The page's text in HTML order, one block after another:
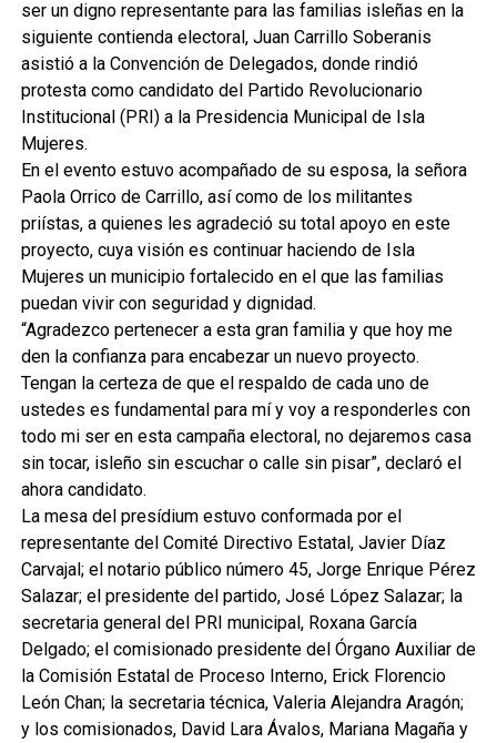
ser un digno representante para las familias isleñas en la
siguiente contienda electoral, Juan Carrillo Soberanis
asistió a la Convención de Delegados, donde rindió
protesta como candidato del Partido Revolucionario
Institucional (PRI) a la Presidencia Municipal de Isla
Mujeres.
En el evento estuvo acompañado de su esposa, la señora
Paola Orrico de Carrillo, así como de los militantes
priístas, a quienes les agradeció su total apoyo en este
proyecto, cuya visión es continuar haciendo de Isla
Mujeres un municipio fortalecido en el que las familias
puedan vivir con seguridad y dignidad.
“Agradezco pertenecer a esta gran familia y que hoy me
den la confianza para encabezar un nuevo proyecto.
Tengan la certeza de que el respaldo de cada uno de
ustedes es fundamental para mí y voy a responderles con
todo mi ser en esta campaña electoral, no dejaremos casa
sin tocar, isleño sin escuchar o calle sin pisar”, declaró el
ahora candidato.
La mesa del presídium estuvo conformada por el
representante del Comité Directivo Estatal, Javier Díaz
Carvajal; el notario público número 45, Jorge Enrique Pérez
Salazar; el presidente del partido, José López Salazar; la
secretaria general del PRI municipal, Roxana García
Delgado; el comisionado presidente del Órgano Auxiliar de
la Comisión Estatal de Proceso Interno, Erick Florencio
León Chan; la secretaria técnica, Valeria Alejandra Aragón;
y los comisionados, David Lara Ávalos, Mariana Magaña y